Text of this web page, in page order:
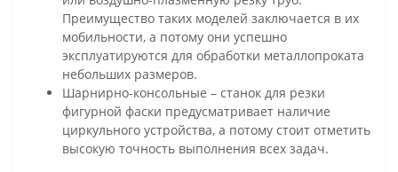
Преимущество таких моделей заключается в их
мобильности, а потому они успешно
эксплуатируются для обработки металлопроката
небольших размеров.
Шарнирно-консольные – станок для резки
фигурной фаски предусматривает наличие
циркульного устройства, а потому стоит отметить
высокую точность выполнения всех задач.